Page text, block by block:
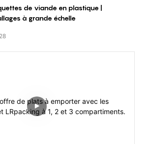
de viande en plastique |
à grande échelle
28